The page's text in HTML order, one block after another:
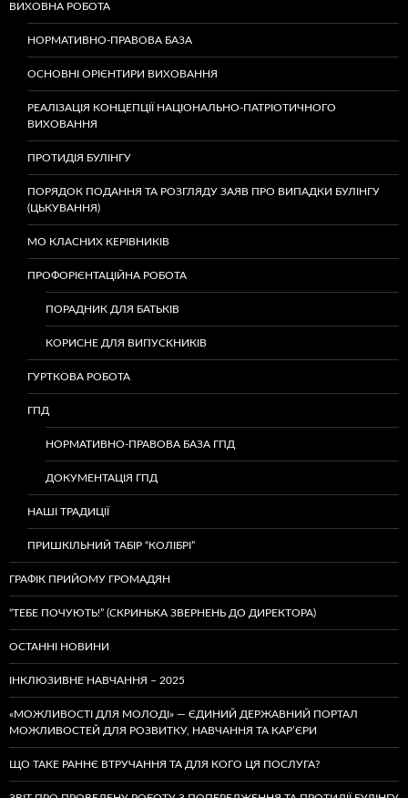
ВИХОВНА РОБОТА
НОРМАТИВНО-ПРАВОВА БАЗА
ОСНОВНІ ОРІЄНТИРИ ВИХОВАННЯ
РЕАЛІЗАЦІЯ КОНЦЕПЦІЇ НАЦІОНАЛЬНО-ПАТРІОТИЧНОГО
ВИХОВАННЯ
ПРОТИДІЯ БУЛІНГУ
ПОРЯДОК ПОДАННЯ ТА РОЗГЛЯДУ ЗАЯВ ПРО ВИПАДКИ БУЛІНГУ
(ЦЬКУВАННЯ)
МО КЛАСНИХ КЕРІВНИКІВ
ПРОФОРІЄНТАЦІЙНА РОБОТА
ПОРАДНИК ДЛЯ БАТЬКІВ
КОРИСНЕ ДЛЯ ВИПУСКНИКІВ
ГУРТКОВА РОБОТА
ГПД
НОРМАТИВНО-ПРАВОВА БАЗА ГПД
ДОКУМЕНТАЦІЯ ГПД
НАШІ ТРАДИЦІЇ
ПРИШКІЛЬНИЙ ТАБІР “КОЛІБРІ”
ГРАФІК ПРИЙОМУ ГРОМАДЯН
“ТЕБЕ ПОЧУЮТЬ!” (СКРИНЬКА ЗВЕРНЕНЬ ДО ДИРЕКТОРА)
ОСТАННІ НОВИНИ
ІНКЛЮЗИВНЕ НАВЧАННЯ – 2025
«МОЖЛИВОСТІ ДЛЯ МОЛОДІ» — ЄДИНИЙ ДЕРЖАВНИЙ ПОРТАЛ
МОЖЛИВОСТЕЙ ДЛЯ РОЗВИТКУ, НАВЧАННЯ ТА КАР’ЄРИ
ЩО ТАКЕ РАННЄ ВТРУЧАННЯ ТА ДЛЯ КОГО ЦЯ ПОСЛУГА?